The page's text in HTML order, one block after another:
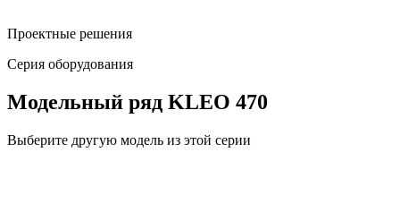
Проектные решения
Серия оборудования
Модельный ряд KLEO 470
Выберите другую модель из этой серии